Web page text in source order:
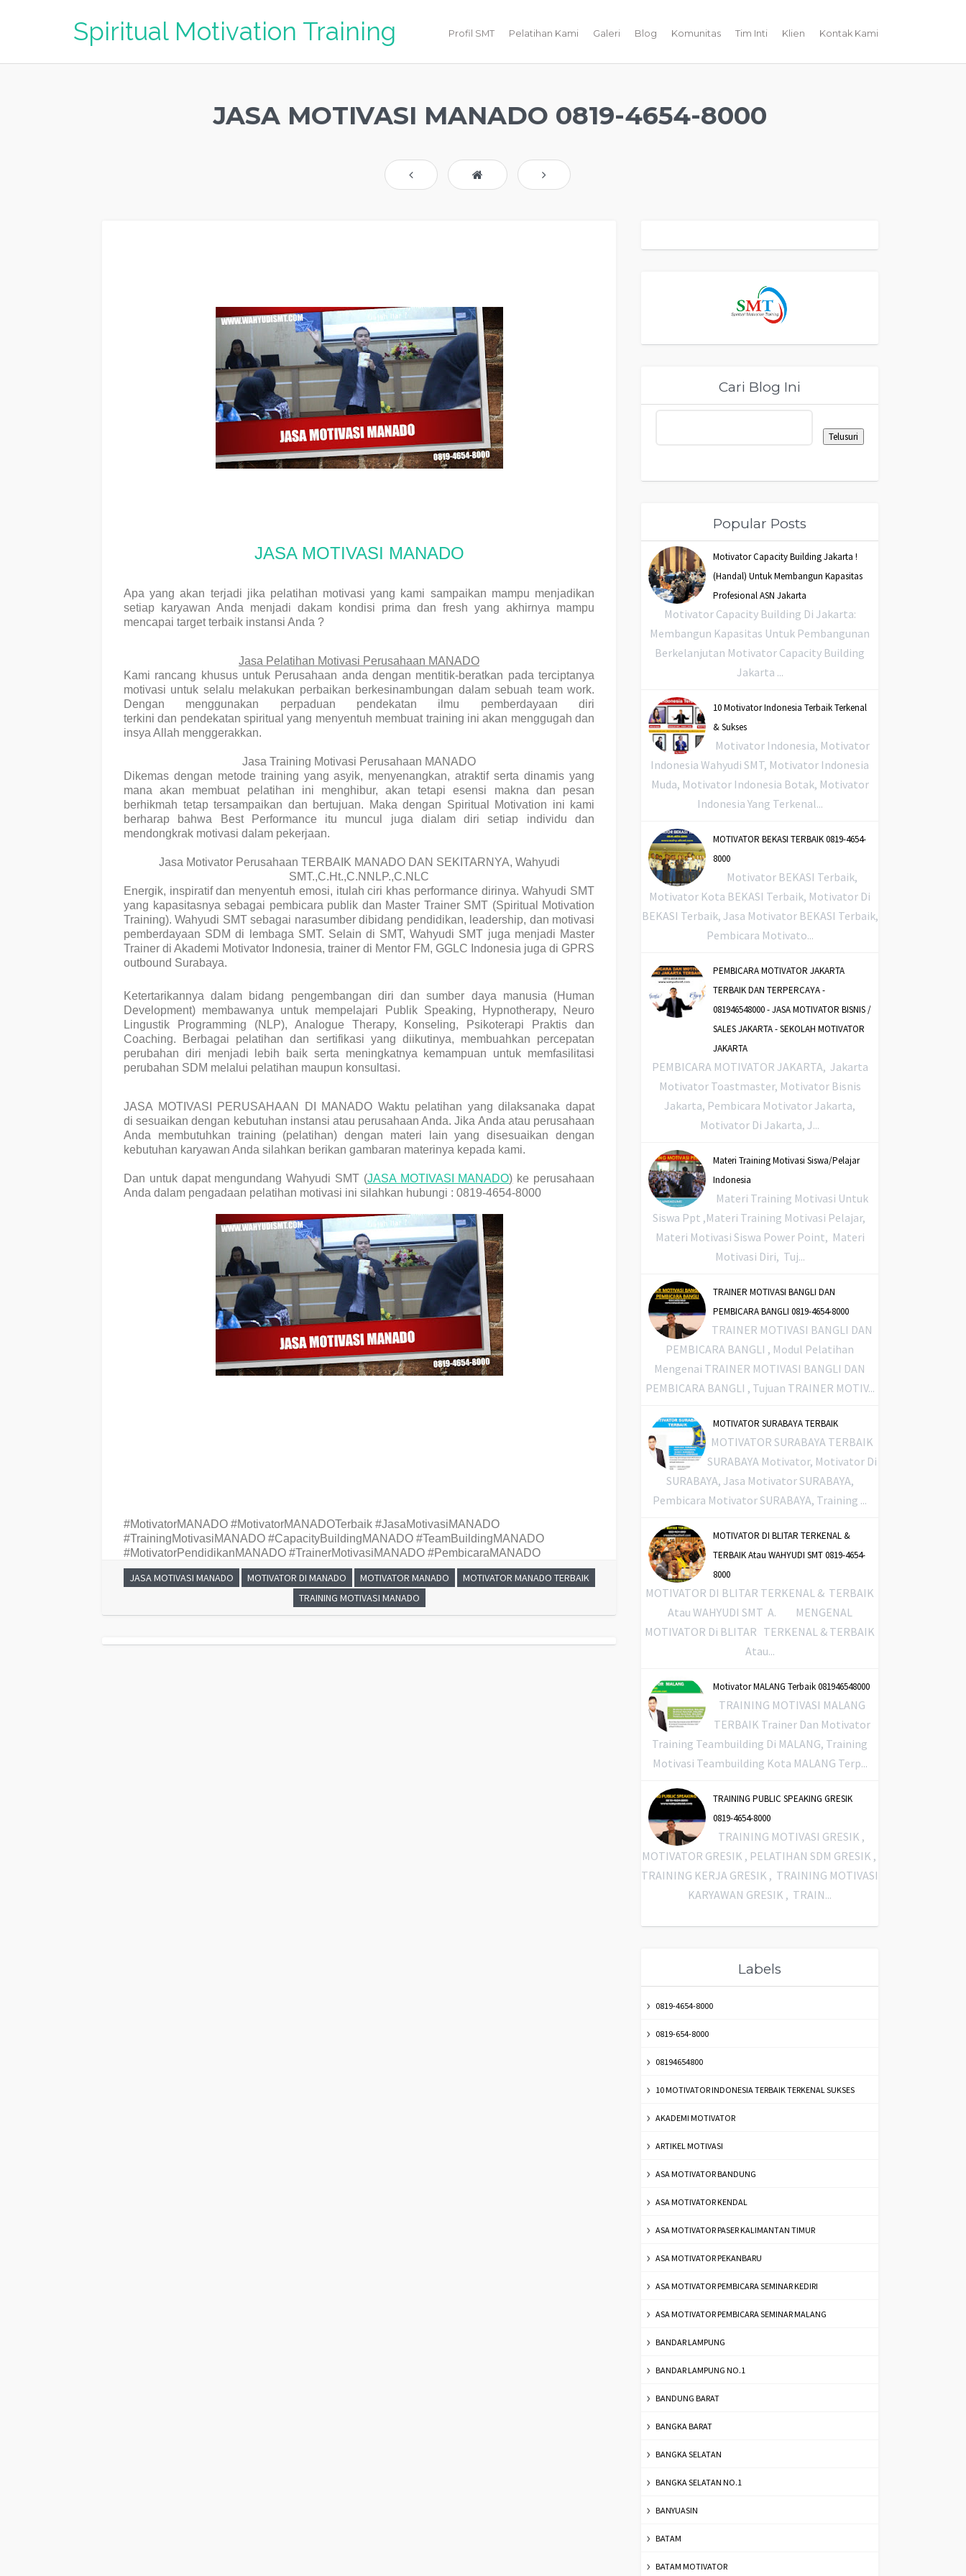
Spiritual Motivation Training Profil SMT Pelatihan Kami Galeri Blog Komunitas Tim Inti Klien Kontak Kami
JASA MOTIVASI MANADO 0819-4654-8000
JASA MOTIVASI MANADO
Apa yang akan terjadi jika pelatihan motivasi yang kami sampaikan mampu menjadikan
setiap karyawan Anda menjadi dakam kondisi prima dan fresh yang akhirnya mampu
mencapai target terbaik instansi Anda ?
Jasa Pelatihan Motivasi Perusahaan MANADO
Kami rancang khusus untuk Perusahaan anda dengan mentitik-beratkan pada terciptanya
motivasi untuk selalu melakukan perbaikan berkesinambungan dalam sebuah team work.
Dengan menggunakan perpaduan pendekatan ilmu pemberdayaan diri
terkini dan pendekatan spiritual yang menyentuh membuat training ini akan menggugah dan
insya Allah menggerakkan.
Jasa Training Motivasi Perusahaan MANADO
Dikemas dengan metode training yang asyik, menyenangkan, atraktif serta dinamis yang
mana akan membuat pelatihan ini menghibur, akan tetapi esensi makna dan pesan
berhikmah tetap tersampaikan dan bertujuan. Maka dengan Spiritual Motivation ini kami
berharap bahwa Best Performance itu muncul juga dialam diri setiap individu dan
mendongkrak motivasi dalam pekerjaan.
Jasa Motivator Perusahaan TERBAIK MANADO DAN SEKITARNYA, Wahyudi
SMT.,C.Ht.,C.NNLP.,C.NLC
Energik, inspiratif dan menyentuh emosi, itulah ciri khas performance dirinya. Wahyudi SMT
yang kapasitasnya sebagai pembicara publik dan Master Trainer SMT (Spiritual Motivation
Training). Wahyudi SMT sebagai narasumber dibidang pendidikan, leadership, dan motivasi
pemberdayaan SDM di lembaga SMT. Selain di SMT, Wahyudi SMT juga menjadi Master
Trainer di Akademi Motivator Indonesia, trainer di Mentor FM, GGLC Indonesia juga di GPRS
outbound Surabaya.
Ketertarikannya dalam bidang pengembangan diri dan sumber daya manusia (Human
Development) membawanya untuk mempelajari Publik Speaking, Hypnotherapy, Neuro
Lingustik Programming (NLP), Analogue Therapy, Konseling, Psikoterapi Praktis dan
Coaching. Berbagai pelatihan dan sertifikasi yang diikutinya, membuahkan percepatan
perubahan diri menjadi lebih baik serta meningkatnya kemampuan untuk memfasilitasi
perubahan SDM melalui pelatihan maupun konsultasi.
JASA MOTIVASI PERUSAHAAN DI MANADO Waktu pelatihan yang dilaksanaka dapat
di sesuaikan dengan kebutuhan instansi atau perusahaan Anda. Jika Anda atau perusahaan
Anda membutuhkan training (pelatihan) dengan materi lain yang disesuaikan dengan
kebutuhan karyawan Anda silahkan berikan gambaran materinya kepada kami.
Dan untuk dapat mengundangWahyudi SMT (JASA MOTIVASI MANADO) ke perusahaan
Anda dalam pengadaan pelatihan motivasi ini silahkan hubungi : 0819-4654-8000
#MotivatorMANADO #MotivatorMANADOTerbaik #JasaMotivasiMANADO
#TrainingMotivasiMANADO #CapacityBuildingMANADO #TeamBuildingMANADO
#MotivatorPendidikanMANADO #TrainerMotivasiMANADO #PembicaraMANADO
JASA MOTIVASI MANADO MOTIVATOR DI MANADO MOTIVATOR MANADO
MOTIVATOR MANADO TERBAIK
TRAINING MOTIVASI MANADO
Cari Blog Ini
Popular Posts
Motivator Capacity Building Jakarta !
(Handal) Untuk Membangun Kapasitas
Profesional ASN Jakarta
Motivator Capacity Building Di Jakarta:
Membangun Kapasitas Untuk Pembangunan
Berkelanjutan Motivator Capacity Building
Jakarta ...
10 Motivator Indonesia Terbaik Terkenal
& Sukses
Motivator Indonesia, Motivator
Indonesia Wahyudi SMT, Motivator Indonesia
Muda, Motivator Indonesia Botak, Motivator
Indonesia Yang Terkenal...
MOTIVATOR BEKASI TERBAIK 0819-4654-
8000
Motivator BEKASI Terbaik,
Motivator Kota BEKASI Terbaik, Motivator Di
BEKASI Terbaik, Jasa Motivator BEKASI Terbaik,
Pembicara Motivato...
PEMBICARA MOTIVATOR JAKARTA
TERBAIK DAN TERPERCAYA -
081946548000 - JASA MOTIVATOR BISNIS /
SALES JAKARTA - SEKOLAH MOTIVATOR
JAKARTA
PEMBICARA MOTIVATOR JAKARTA, Jakarta
Motivator Toastmaster, Motivator Bisnis
Jakarta, Pembicara Motivator Jakarta,
Motivator Di Jakarta, J...
Materi Training Motivasi Siswa/Pelajar
Indonesia
Materi Training Motivasi Untuk
Siswa Ppt ,Materi Training Motivasi Pelajar,
Materi Motivasi Siswa Power Point, Materi
Motivasi Diri, Tuj...
TRAINER MOTIVASI BANGLI DAN
PEMBICARA BANGLI 0819-4654-8000
TRAINER MOTIVASI BANGLI DAN
PEMBICARA BANGLI , Modul Pelatihan
Mengenai TRAINER MOTIVASI BANGLI DAN
PEMBICARA BANGLI , Tujuan TRAINER MOTIV...
MOTIVATOR SURABAYA TERBAIK
MOTIVATOR SURABAYA TERBAIK
SURABAYA Motivator, Motivator Di
SURABAYA, Jasa Motivator SURABAYA,
Pembicara Motivator SURABAYA, Training ...
MOTIVATOR DI BLITAR TERKENAL &
TERBAIK Atau WAHYUDI SMT 0819-4654-
8000
MOTIVATOR DI BLITAR TERKENAL & TERBAIK
Atau WAHYUDI SMT A. MENGENAL
MOTIVATOR Di BLITAR TERKENAL & TERBAIK
Atau...
Motivator MALANG Terbaik 081946548000
TRAINING MOTIVASI MALANG
TERBAIK Trainer Dan Motivator
Training Teambuilding Di MALANG, Training
Motivasi Teambuilding Kota MALANG Terp...
TRAINING PUBLIC SPEAKING GRESIK
0819-4654-8000
TRAINING MOTIVASI GRESIK ,
MOTIVATOR GRESIK , PELATIHAN SDM GRESIK ,
TRAINING KERJA GRESIK , TRAINING MOTIVASI
KARYAWAN GRESIK , TRAIN...
Labels
0819-4654-8000
0819-654-8000
08194654800
10 MOTIVATOR INDONESIA TERBAIK TERKENAL SUKSES
AKADEMI MOTIVATOR
ARTIKEL MOTIVASI
ASA MOTIVATOR BANDUNG
ASA MOTIVATOR KENDAL
ASA MOTIVATOR PASER KALIMANTAN TIMUR
ASA MOTIVATOR PEKANBARU
ASA MOTIVATOR PEMBICARA SEMINAR KEDIRI
ASA MOTIVATOR PEMBICARA SEMINAR MALANG
BANDAR LAMPUNG
BANDAR LAMPUNG NO.1
BANDUNG BARAT
BANGKA BARAT
BANGKA SELATAN
BANGKA SELATAN NO.1
BANYUASIN
BATAM
BATAM MOTIVATOR